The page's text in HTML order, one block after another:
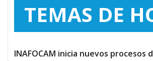
TEMAS DE
INAFOCAM inicia nuevos procesos